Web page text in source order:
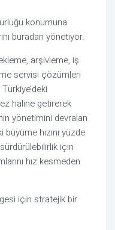
konumuna
buradan yönetiyor.
arşivleme, iş
servisi çözümleri
haline getirerek
yönetimini devralan
hızını yüzde
için
hız kesmeden
için stratejik bir